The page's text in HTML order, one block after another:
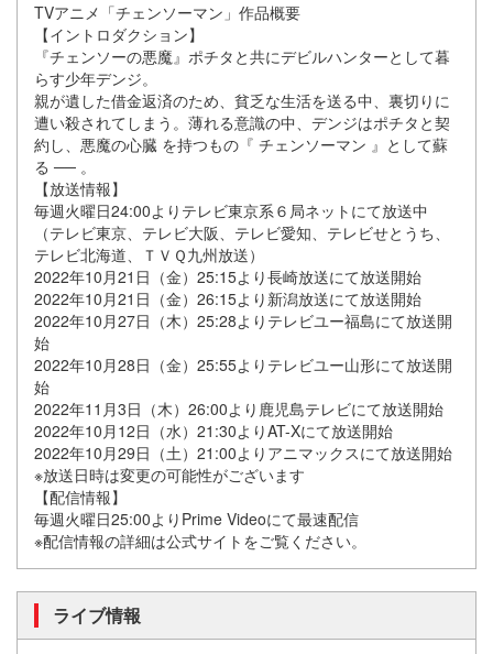
TVアニメ「チェンソーマン」作品概要
【イントロダクション】
『チェンソーの悪魔』ポチタと共にデビルハンターとして暮
らす少年デンジ。
親が遺した借金返済のため、貧乏な生活を送る中、裏切りに
遭い殺されてしまう。薄れる意識の中、デンジはポチタと契
約し、悪魔の心臓 を持つもの『 チェンソーマン 』として蘇
る ── 。
【放送情報】
毎週火曜日24:00よりテレビ東京系６局ネットにて放送中
（テレビ東京、テレビ大阪、テレビ愛知、テレビせとうち、
テレビ北海道、ＴＶＱ九州放送）
2022年10月21日（金）25:15より長崎放送にて放送開始
2022年10月21日（金）26:15より新潟放送にて放送開始
2022年10月27日（木）25:28よりテレビユー福島にて放送開
始
2022年10月28日（金）25:55よりテレビユー山形にて放送開
始
2022年11月3日（木）26:00より鹿児島テレビにて放送開始
2022年10月12日（水）21:30よりAT-Xにて放送開始
2022年10月29日（土）21:00よりアニマックスにて放送開始
※放送日時は変更の可能性がございます
【配信情報】
毎週火曜日25:00よりPrime Videoにて最速配信
※配信情報の詳細は公式サイトをご覧ください。
ライブ情報